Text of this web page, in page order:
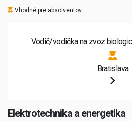
Vhodné pre absolventov
Vodič/vodička na zvoz
Bratislava
Elektrotechnika a energetika